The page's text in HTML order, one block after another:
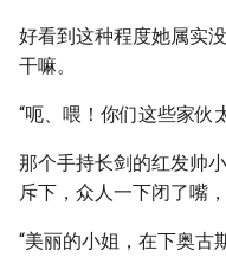
好看到这种程度她属实
干嘛。
“呃、喂！你们这些家伙
那个手持长剑的红发帅
斥下，众人一下闭了嘴
“美丽的小姐，在下奥古